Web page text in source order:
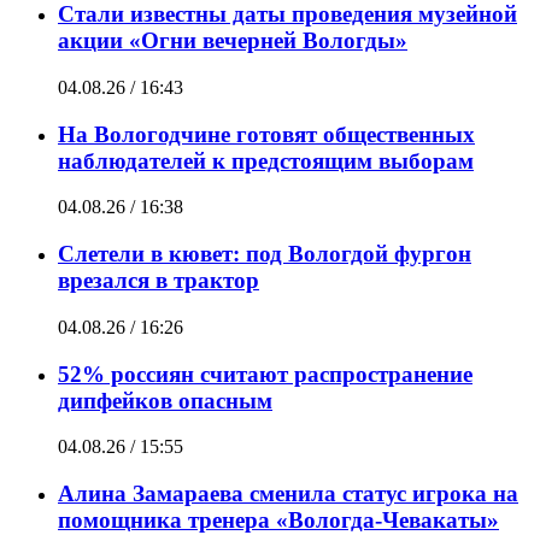
Стали известны даты проведения музейной
акции «Огни вечерней Вологды»
04.08.26 / 16:43
На Вологодчине готовят общественных
наблюдателей к предстоящим выборам
04.08.26 / 16:38
Слетели в кювет: под Вологдой фургон
врезался в трактор
04.08.26 / 16:26
52% россиян считают распространение
дипфейков опасным
04.08.26 / 15:55
Алина Замараева сменила статус игрока на
помощника тренера «Вологда-Чевакаты»